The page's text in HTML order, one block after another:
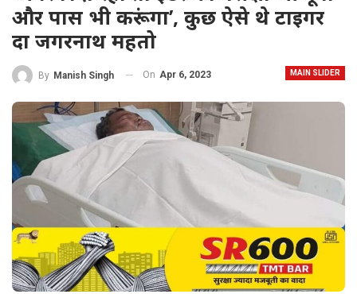
और पास भी करूंगा’, कुछ ऐसे थे टाइगर
दा जगरनाथ महतो
MAIN SLIDER
By Manish Singh On Apr 6, 2023